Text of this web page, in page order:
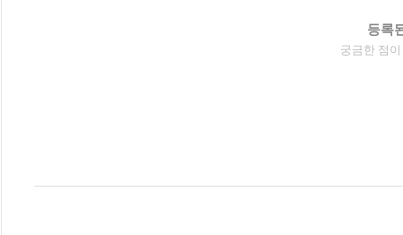
등록
궁금한 점